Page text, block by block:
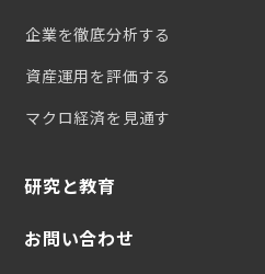
企業を徹底分析する
資産運用を評価する
マクロ経済を見通す
研究と教育
お問い合わせ